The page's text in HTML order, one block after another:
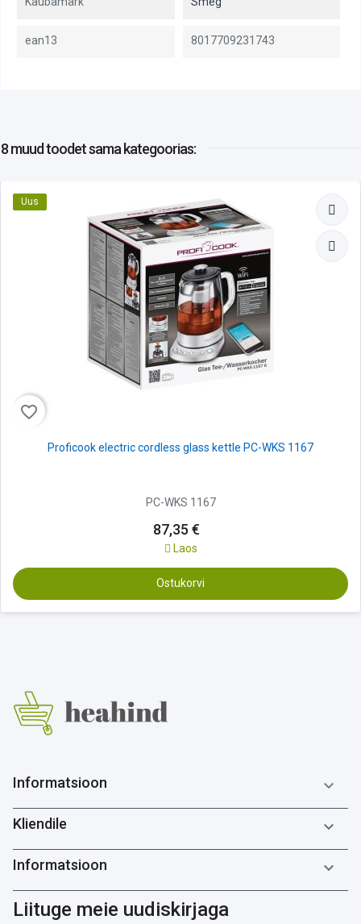
ean13 8017709231743
8 muud toodetsama kategoorias:
favorite_border
Uus
Proficook electric cordless glass kettle PC-WKS 1167
PC-WKS 1167
87,35 €
Laos
Ostukorvi
Informatsioon 
Kliendile 
Informatsioon 
Liituge meie uudiskirjaga